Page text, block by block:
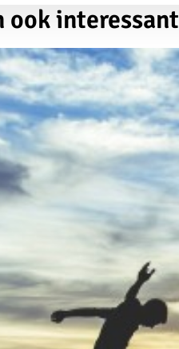
ook interessant